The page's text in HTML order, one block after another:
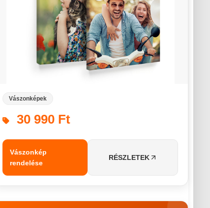
Vászonképek
30 990 Ft
Vászonkép
rendelése
RÉSZLETEK